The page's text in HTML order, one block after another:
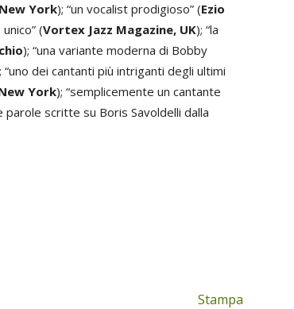
York); “un vocalist prodigioso” (Ezio
(Vortex Jazz Magazine, UK); “la
); “una variante moderna di Bobby
“uno dei cantanti più intriganti degli ultimi
York); “semplicemente un cantante
scritte su Boris Savoldelli dalla
Stampa